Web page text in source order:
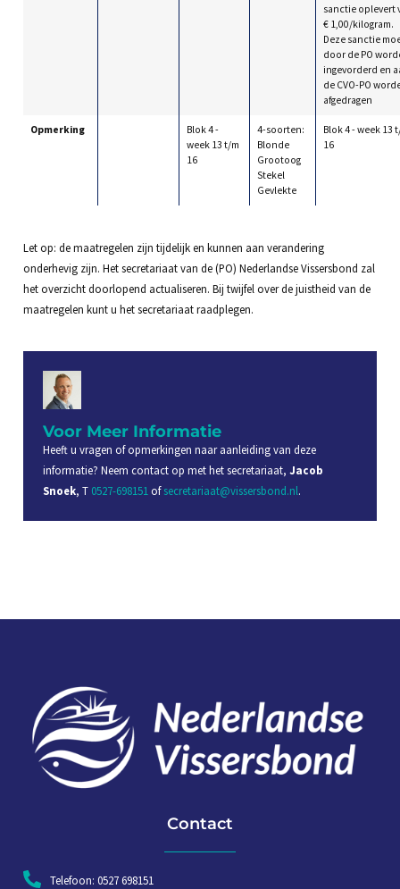
sanctie oplevert
€ 1,00/kilogram.
Deze sanctie
door de PO
ingevorderd en
de CVO-PO
afgedragen
Opmerking
Blok 4 -
week 13 t/m
16
4-soorten:
Blonde
Grootoog
Stekel
Gevlekte
Blok 4 - week 13
16
Let op: de maatregelen zijn tijdelijk en kunnen aan verandering
onderhevig zijn. Het secretariaat van de (PO) Nederlandse Vissersbond zal
het overzicht doorlopend actualiseren. Bij twijfel over de juistheid van de
maatregelen kunt u het secretariaat raadplegen.
Voor Meer Informatie
Heeft u vragen of opmerkingen naar aanleiding van deze
informatie? Neem contact op met het secretariaat,Jacob
Snoek, T 0527-698151 ofsecretariaat@vissersbond.nl.
Contact
Telefoon: 0527 698151